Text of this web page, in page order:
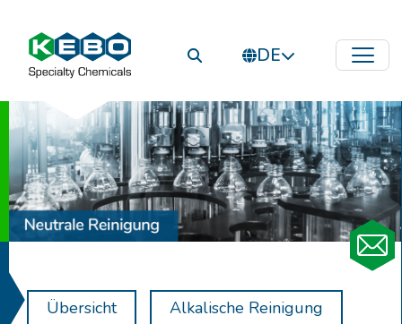
DE
Übersicht Alkalische Reinigung